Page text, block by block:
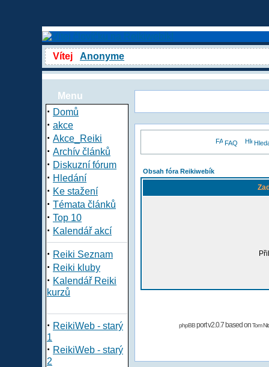
Vítej Anonyme
Menu
· Domů
· akce
· Akce_Reiki
· Archív článků
· Diskuzní fórum
· Hledání
· Ke stažení
· Témata článků
· Top 10
· Kalendář akcí
· Reiki Seznam
· Reiki kluby
· Kalendář Reiki
kurzů
· ReikiWeb - starý
1
· ReikiWeb - starý
2
FAQ
Obsah fóra Reikiwebík
phpBBport v2.0.7 based onTom